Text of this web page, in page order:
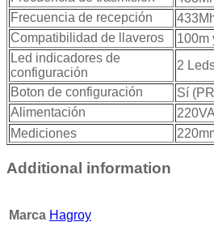
Frecuencia de recepción
Compatibilidad de llaveros
100m
Led indicadores de
configuración
2
Boton de configuración
Sí
Alimentación
Mediciones
Additional information
Marca Hagroy